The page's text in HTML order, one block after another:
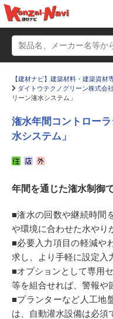
すまいリング
Q＆A
お気に入り
【建材ナビ】建築材料・建築資材
ダイトウテクノグリーン株式会社
リーン潅水システム」
潅水年間コントロー
水システム」
年間を通じた潅水制御
■潅水の回数や継続時間
や環境に合わせた水やり
■必要入力項目の軽減や
求し、より手軽に設定入
■オプションとして専用
等を組合せれば、警報や
■プランターなど人工地
は、自動灌水設備は必須